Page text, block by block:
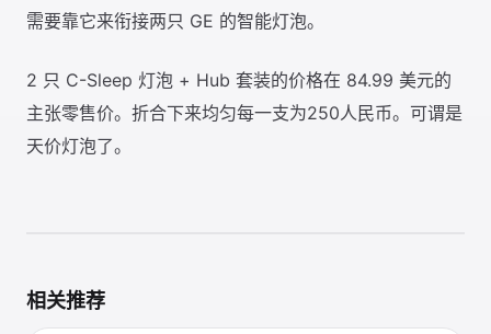
需要靠它来衔接两只 GE 的智能灯泡。
2 只 C-Sleep 灯泡 + Hub 套装的价格在 84.99 美元的
主张零售价。折合下来均匀每一支为250人民币。可谓是
天价灯泡了。
相关推荐